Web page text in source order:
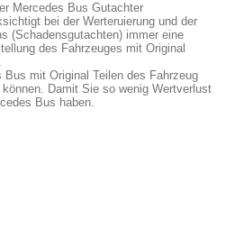
Mercedes Bus Gutachter
bei der Werteruierung und der
(Schadensgutachten) immer eine
des Fahrzeuges mit Original
mit Original Teilen des Fahrzeug
Damit Sie so wenig Wertverlust
Bus haben.